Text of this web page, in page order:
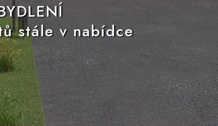
stále v nabídce